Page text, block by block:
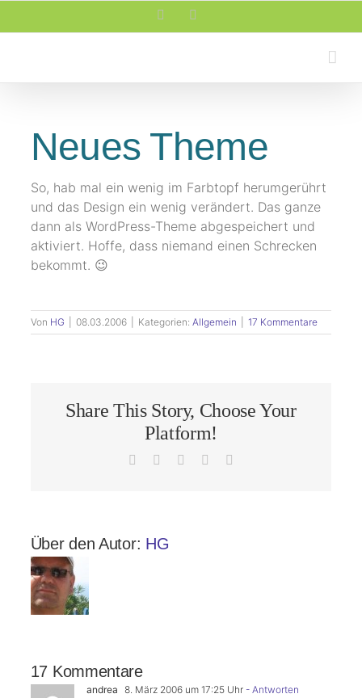
Inhalt
Facebook
Neues Theme
So, hab mal ein wenig im Farbtopf herumgerührt
und das Design ein wenig verändert. Das ganze
dann als WordPress-Theme abgespeichert und
aktiviert. Hoffe, dass niemand einen Schrecken
bekommt. 😉
Von HG 08.03.2006 Kategorien: Allgemein 17 Kommentare
Share This Story, Choose Your
Platform!
Facebook LinkedInPinterest
Über den Autor: HG
17 Kommentare
andrea 8. März 2006 um 17:25 Uhr- Antworten